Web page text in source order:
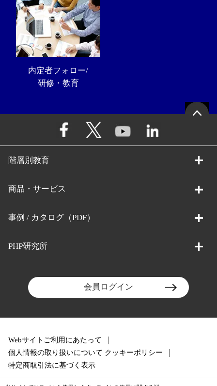
内定者フォロー/
研修・教育
階層別教育
商品・サービス
事例 / カタログ（PDF）
PHP研究所
会員ログイン
Webサイトご利用にあたって
個人情報の取り扱いについて クッキーポリシー
特定商取引法に基づく表示